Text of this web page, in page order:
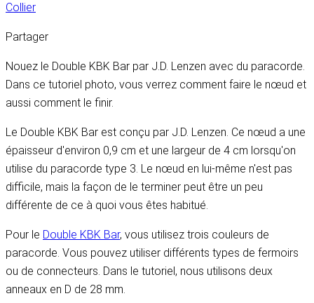
Collier
Partager
Nouez le Double KBK Bar par J.D. Lenzen avec du paracorde.
Dans ce tutoriel photo, vous verrez comment faire le nœud et
aussi comment le finir.
Le Double KBK Bar est conçu par J.D. Lenzen. Ce nœud a une
épaisseur d'environ 0,9 cm et une largeur de 4 cm lorsqu'on
utilise du paracorde type 3. Le nœud en lui-même n'est pas
difficile, mais la façon de le terminer peut être un peu
différente de ce à quoi vous êtes habitué.
Pour le Double KBK Bar, vous utilisez trois couleurs de
paracorde. Vous pouvez utiliser différents types de fermoirs
ou de connecteurs. Dans le tutoriel, nous utilisons deux
anneaux en D de 28 mm.